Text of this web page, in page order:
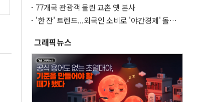
77개국 관광객 몰린 교촌 옛 본사
'한 잔' 트렌드...외국인 소비로 '야간경제' 돌파
그래픽뉴스